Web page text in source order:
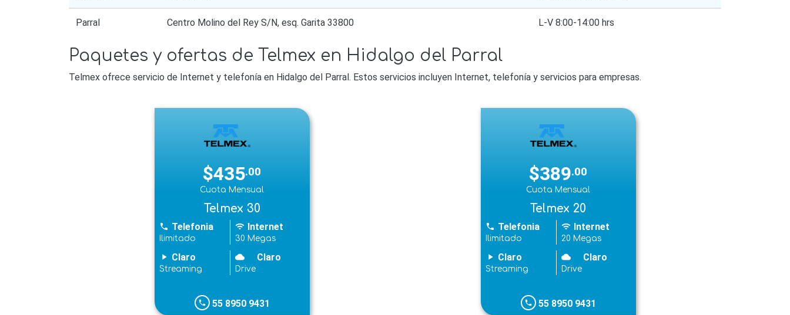
Parral Centro Molino del Rey S/N, esq. Garita 33800 L-V 8:00-14:00 hrs
Paquetes y ofertas de Telmex en Hidalgo del Parral
Telmex ofrece servicio de Internet y telefonía en Hidalgo del Parral. Estos servicios incluyen Internet, telefonía y servicios para empresas.
$435.00
Cuota Mensual
Telmex 30
phone Telefonia
Ilimitado
wifi Internet
30 Megas
play_arrow Claro
Streaming
cloudy Claro
Drive
phone 55 8950 9431
$389.00
Cuota Mensual
Telmex 20
phone Telefonia
Ilimitado
wifi Internet
20 Megas
play_arrow Claro
Streaming
cloudy Claro
Drive
phone 55 8950 9431